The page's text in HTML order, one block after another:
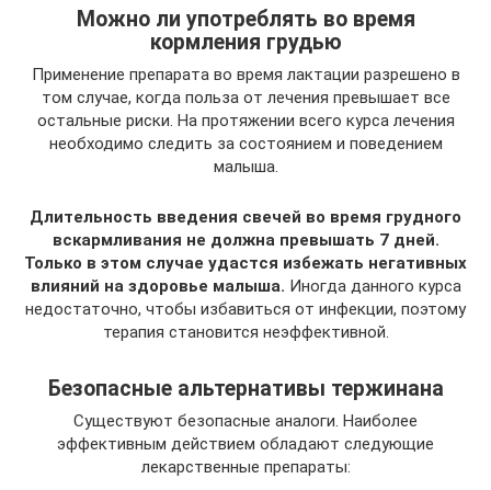
Можно ли употреблять во время
кормления грудью
Применение препарата во время лактации разрешено в
том случае, когда польза от лечения превышает все
остальные риски. На протяжении всего курса лечения
необходимо следить за состоянием и поведением
малыша.
Длительность введения свечей во время грудного
вскармливания не должна превышать 7 дней.
Только в этом случае удастся избежать негативных
влияний на здоровье малыша. Иногда данного курса
недостаточно, чтобы избавиться от инфекции, поэтому
терапия становится неэффективной.
Безопасные альтернативы тержинана
Существуют безопасные аналоги. Наиболее
эффективным действием обладают следующие
лекарственные препараты: